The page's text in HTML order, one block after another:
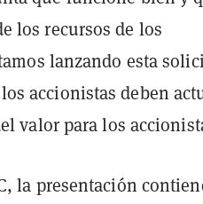
los recursos de los
lanzando esta
accionistas deben
valor para los
la presentación